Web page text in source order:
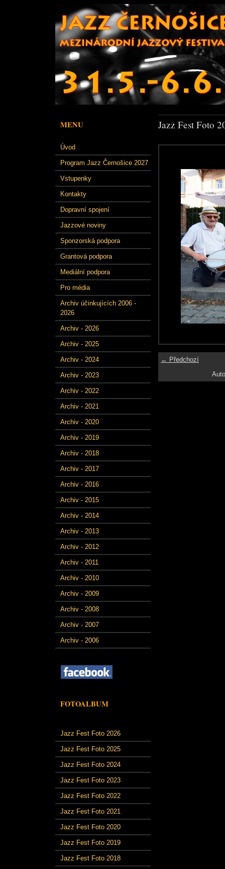
MENU
Úvod
Program Jazz Černošice 2027
Vstupenky
Kontakty
Dopravní spojení
Jazzové noviny
Sponzorská podpora
Grantová podpora
Mediální podpora
Pro média
Archiv účinkujících 2006 -
2026
Archiv - 2026
Archiv - 2025
Archiv - 2024
Archiv - 2023
Archiv - 2022
Archiv - 2021
Archiv - 2020
Archiv - 2019
Archiv - 2018
Archiv - 2017
Archiv - 2016
Archiv - 2015
Archiv - 2014
Archiv - 2013
Archiv - 2012
Archiv - 2011
Archiv - 2010
Archiv - 2009
Archiv - 2008
Archiv - 2007
Archiv - 2006
FOTOALBUM
Jazz Fest Foto 2026
Jazz Fest Foto 2025
Jazz Fest Foto 2024
Jazz Fest Foto 2023
Jazz Fest Foto 2022
Jazz Fest Foto 2021
Jazz Fest Foto 2020
Jazz Fest Foto 2019
Jazz Fest Foto 2018
Jazz Fest Foto
← Předchozí